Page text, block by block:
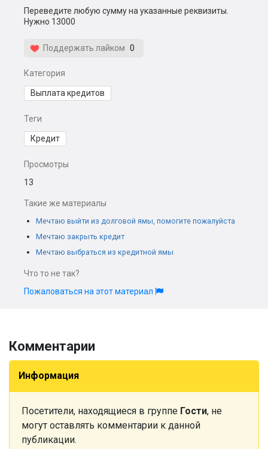
Переведите любую сумму на указанные реквизиты.
Нужно 13000
Поддержать лайком 0
Категория
Выплата кредитов
Теги
Кредит
Просмотры
13
Такие же материалы
Мечтаю выйти из долговой ямы, помогите пожалуйста
Мечтаю закрыть кредит
Мечтаю выбраться из кредитной ямы
Что то не так?
Пожаловаться на этот материал
Комментарии
Информация
Посетители, находящиеся в группе Гости, не
могут оставлять комментарии к данной
публикации.